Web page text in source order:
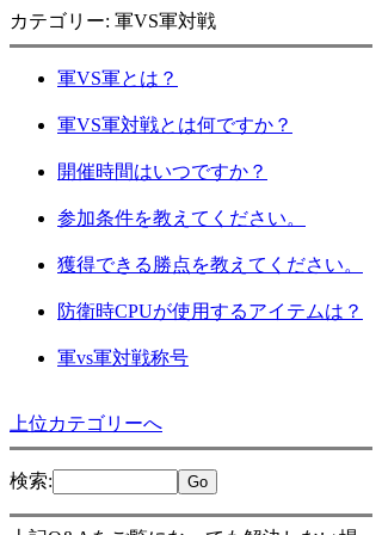
カテゴリー: 軍VS軍対戦
軍VS軍とは？
軍VS軍対戦とは何ですか？
開催時間はいつですか？
参加条件を教えてください。
獲得できる勝点を教えてください。
防衛時CPUが使用するアイテムは？
軍vs軍対戦称号
上位カテゴリーへ
検索: